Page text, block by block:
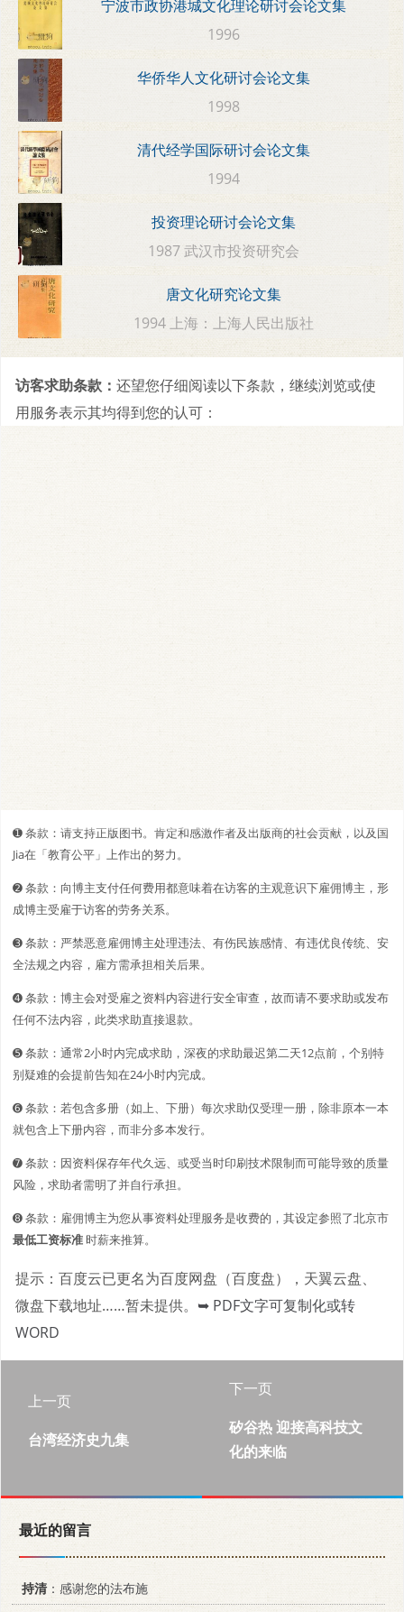
宁波市政协港城文化理论研讨会论文集
1996
华侨华人文化研讨会论文集
1998
清代经学国际研讨会论文集
1994
投资理论研讨会论文集
1987 武汉市投资研究会
唐文化研究论文集
1994 上海：上海人民出版社
访客求助条款： 还望您仔细阅读以下条款，继续浏览或使
用服务表示其均得到您的认可：
➊️ 条款：请支持正版图书。肯定和感激作者及出版商的社会贡献，以及国
Jia在「教育公平」上作出的努力。
➋️️ 条款：向博主支付任何费用都意味着在访客的主观意识下雇佣博主，形
成博主受雇于访客的劳务关系。
➌ 条款：严禁恶意雇佣博主处理违法、有伤民族感情、有违优良传统、安
全法规之内容，雇方需承担相关后果。
➍ 条款：博主会对受雇之资料内容进行安全审查，故而请不要求助或发布
任何不法内容，此类求助直接退款。
➎ 条款：通常2小时内完成求助，深夜的求助最迟第二天12点前，个别特
别疑难的会提前告知在24小时内完成。
➏ 条款：若包含多册（如上、下册）每次求助仅受理一册，除非原本一本
就包含上下册内容，而非分多本发行。
➐ 条款：因资料保存年代久远、或受当时印刷技术限制而可能导致的质量
风险，求助者需明了并自行承担。
➑ 条款：雇佣博主为您从事资料处理服务是收费的，其设定参照了北京市
最低工资标准时薪来推算。
提示：百度云已更名为百度网盘（百度盘），天翼云盘、
微盘下载地址……暂未提供。 ➥ PDF文字可复制化或转
WORD
上一页
台湾经济史九集
下一页
矽谷热 迎接高科技文
化的来临
最近的留言
持清：感谢您的法布施